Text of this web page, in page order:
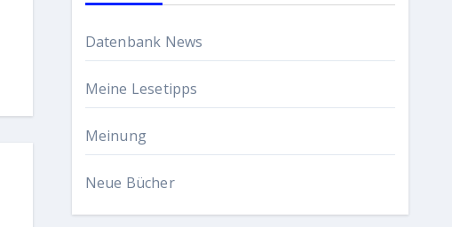
Datenbank News
Meine Lesetipps
Meinung
Neue Bücher